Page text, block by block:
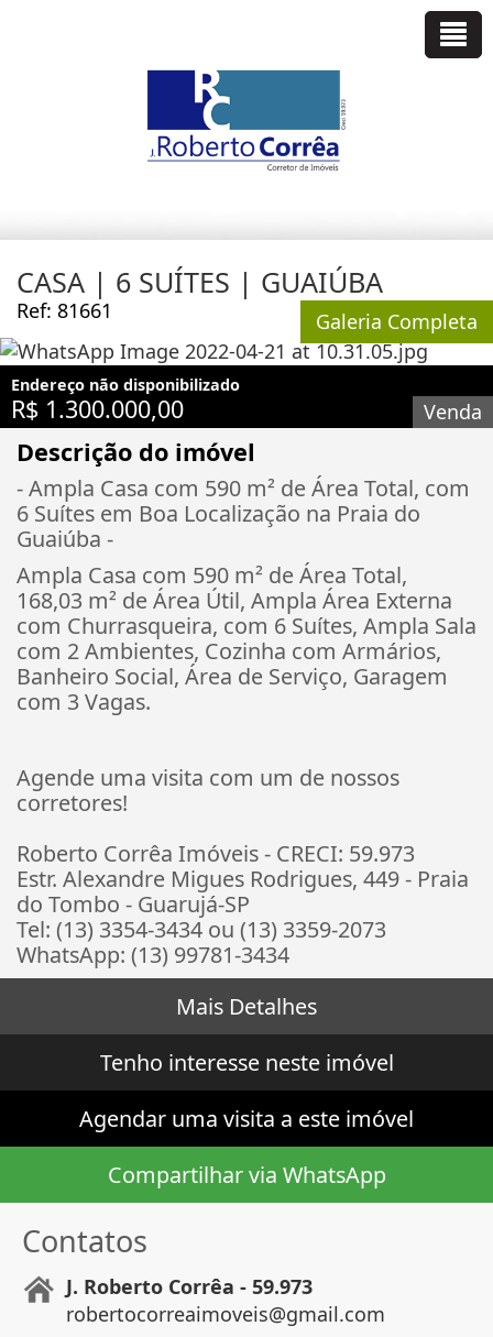
CASA | 6 SUÍTES | GUAIÚBA
Ref: 81661 Galeria Completa
Endereço não disponibilizado
R$ 1.300.000,00 Venda
Descrição do imóvel
- Ampla Casa com 590 m² de Área Total, com
6 Suítes em Boa Localização na Praia do
Guaiúba -
Ampla Casa com 590 m² de Área Total,
168,03 m² de Área Útil, Ampla Área Externa
com Churrasqueira, com 6 Suítes, Ampla Sala
com 2 Ambientes, Cozinha com Armários,
Banheiro Social, Área de Serviço, Garagem
com 3 Vagas.
Agende uma visita com um de nossos
corretores!
Roberto Corrêa Imóveis - CRECI: 59.973
Estr. Alexandre Migues Rodrigues, 449 - Praia
do Tombo - Guarujá-SP
Tel: (13) 3354-3434 ou (13) 3359-2073
WhatsApp: (13) 99781-3434
Mais Detalhes
Tenho interesse neste imóvel
Agendar uma visita a este imóvel
Compartilhar via WhatsApp
Contatos
J. Roberto Corrêa - 59.973
robertocorreaimoveis@gmail.com